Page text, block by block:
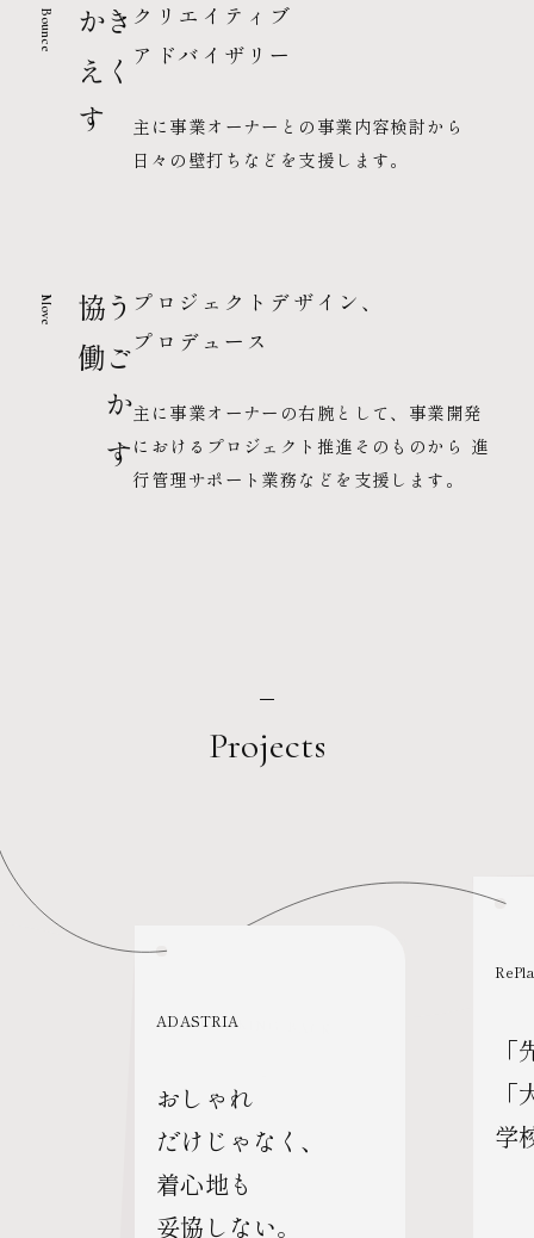
きく
かえす
Bounce
クリエイティブ
アドバイザリー
主に事業オーナーとの事業内容検討から
日々の壁打ちなどを支援します。
うごかす
協働
Move
プロジェクトデザイン、
プロデュース
主に事業オーナーの右腕として、事業開発
におけるプロジェクト推進そのものから 進
行管理サポート業務などを支援します。
Projects
ADASTRIA
おしゃれ
だけじゃなく、
着心地も
妥協しない。
LOOKING BACK
学